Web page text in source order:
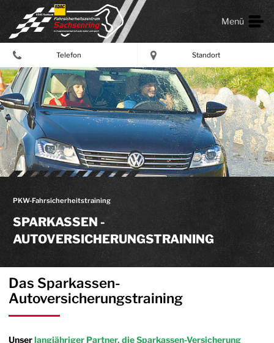
Menü
Telefon Standort
PKW-Fahrsicherheitstraining
SPARKASSEN -
AUTOVERSICHERUNGSTRAINING
Das Sparkassen-
Autoversicherungstraining
Unserlangjähriger Partner, die Sparkassen-Versicherung